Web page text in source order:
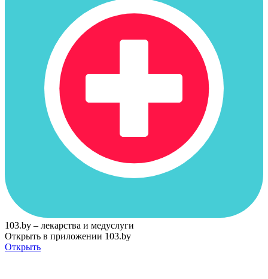
103.by – лекарства и медуслуги
Открыть в приложении 103.by
Открыть